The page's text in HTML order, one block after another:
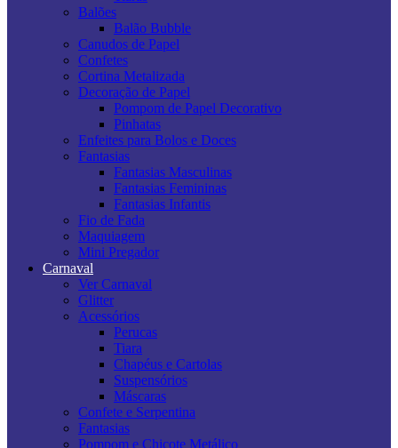
Balões
Balão Bubble
Canudos de Papel
Confetes
Cortina Metalizada
Decoração de Papel
Pompom de Papel Decorativo
Pinhatas
Enfeites para Bolos e Doces
Fantasias
Fantasias Masculinas
Fantasias Femininas
Fantasias Infantis
Fio de Fada
Maquiagem
Mini Pregador
Carnaval
Ver Carnaval
Glitter
Acessórios
Perucas
Tiara
Chapéus e Cartolas
Suspensórios
Máscaras
Confete e Serpentina
Fantasias
Pompom e Chicote Metálico